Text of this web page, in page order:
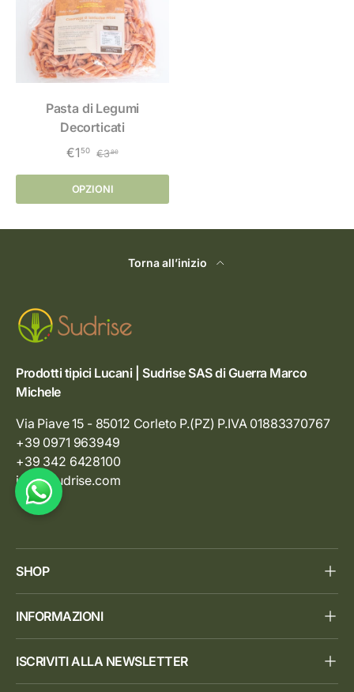
Pasta di Legumi
Decorticati
€150 €380
OPZIONI
Torna all’inizio
Prodotti tipici Lucani | Sudrise SAS di Guerra Marco
Michele
Via Piave 15 - 85012 Corleto P.(PZ) P.IVA 01883370767
+39 0971 963949
+39 342 6428100
info@sudrise.com
SHOP
INFORMAZIONI
ISCRIVITI ALLA NEWSLETTER